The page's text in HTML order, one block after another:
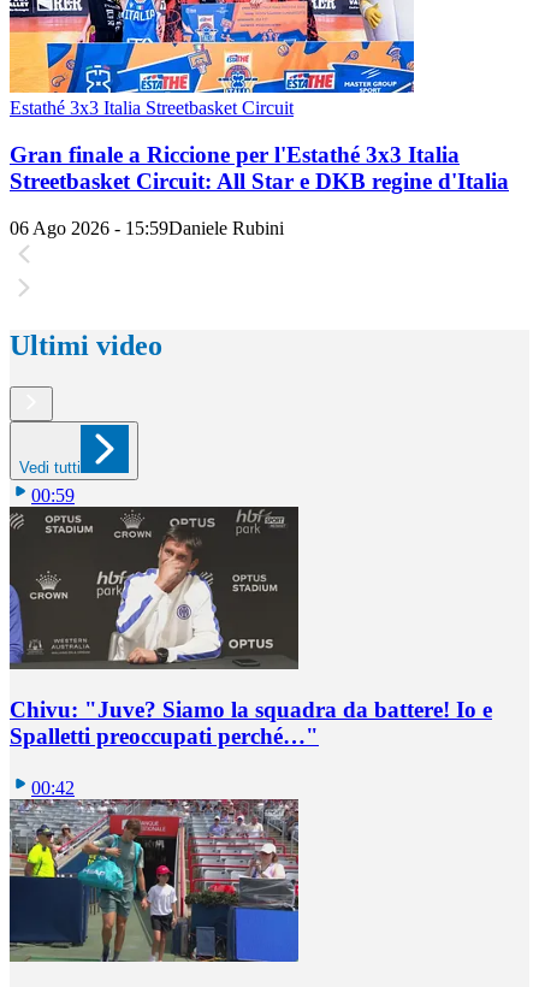
Estathé 3x3 Italia Streetbasket Circuit
Gran finale a Riccione per l'Estathé 3x3 Italia
Streetbasket Circuit: All Star e DKB regine d'Italia
06 Ago 2026 - 15:59Daniele Rubini
Ultimi video
Vedi tutti
00:59
Chivu: "Juve? Siamo la squadra da battere! Io e
Spalletti preoccupati perché…"
00:42